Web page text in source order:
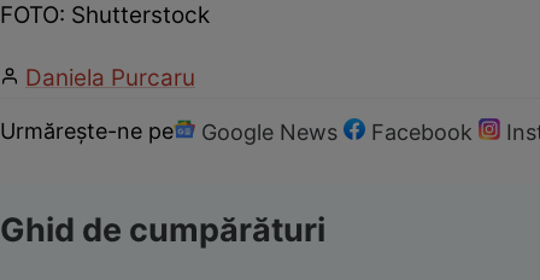
FOTO: Shutterstock
Daniela Purcaru
Urmărește-ne pe Google News Facebook
Ghid de cumpărături